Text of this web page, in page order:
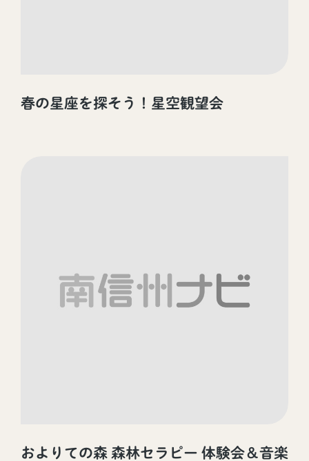
春の星座を探そう！星空観望会
およりての森 森林セラピー 体験会＆音楽